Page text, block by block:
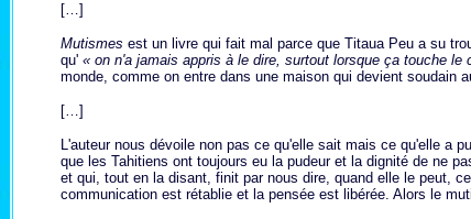
[…]
Mutismes est un livre qui fait mal parce que Titaua Peu a su
qu' « on n'a jamais appris à le dire, surtout lorsque ça touche
monde, comme on entre dans une maison qui devient soudain
[…]
L'auteur nous dévoile non pas ce qu'elle sait mais ce qu'elle a
que les Tahitiens ont toujours eu la pudeur et la dignité de ne
et qui, tout en la disant, finit par nous dire, quand elle le peut,
communication est rétablie et la pensée est libérée. Alors le